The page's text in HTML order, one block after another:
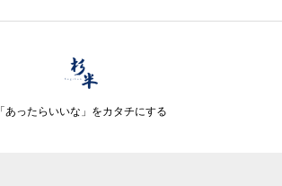
「あったらいいな」をカタチにする